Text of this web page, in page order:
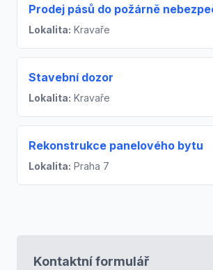
Prodej pásů do požárně
Lokalita: Kravaře
Stavební dozor
Lokalita: Kravaře
Rekonstrukce panelového bytu
Lokalita: Praha 7
Kontaktní formulář